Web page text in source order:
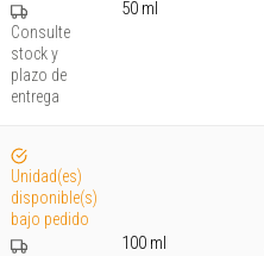
Consulte
stock y
plazo de
entrega
50 ml
Unidad(es)
disponible(s)
bajo pedido
100 ml